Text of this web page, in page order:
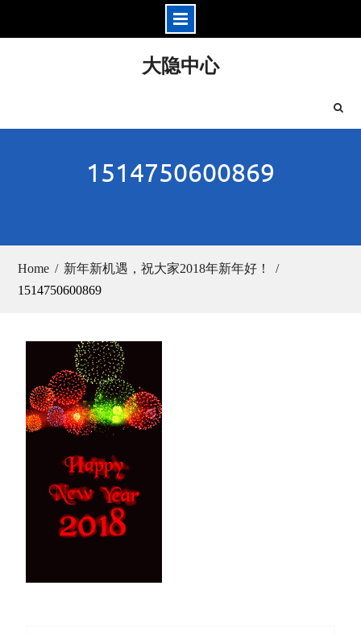
大隐中心
1514750600869
Home
新年新机遇，祝大家2018年新年好！
1514750600869